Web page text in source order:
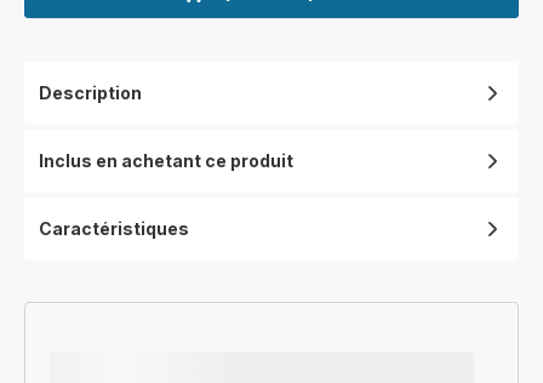
Description
Inclus en achetant ce produit
Caractéristiques